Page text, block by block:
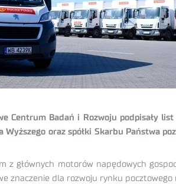
Centrum Badań i Rozwoju podpisały
oraz spółki Skarbu Państwa
z głównych motorów napędowych
znaczenie dla rozwoju rynku pocztowego